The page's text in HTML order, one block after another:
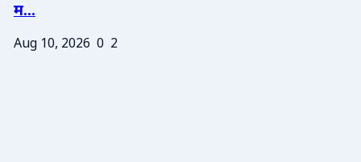
म...
Aug 10, 2026 0 2